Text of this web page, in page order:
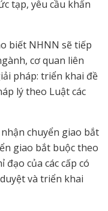
tạp, yêu cầu khẩn
biết NHNN sẽ tiếp
cơ quan liên
pháp: triển khai đề
lý theo Luật các
chuyển giao bắt
giao bắt buộc theo
của các cấp có
và triển khai